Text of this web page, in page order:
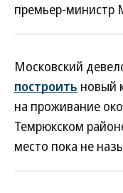
премьер-
Московский
построить новый
на проживание
Темрюкском
место пока не